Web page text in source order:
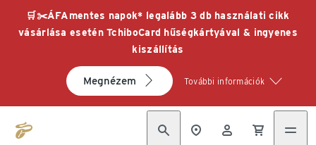
🛒✂️ÁFAmentes napok* legalább 3 db használati cikk
vásárlása esetén TchiboCard hűségkártyával & ingyenes
kiszállítás
Megnézem További információk